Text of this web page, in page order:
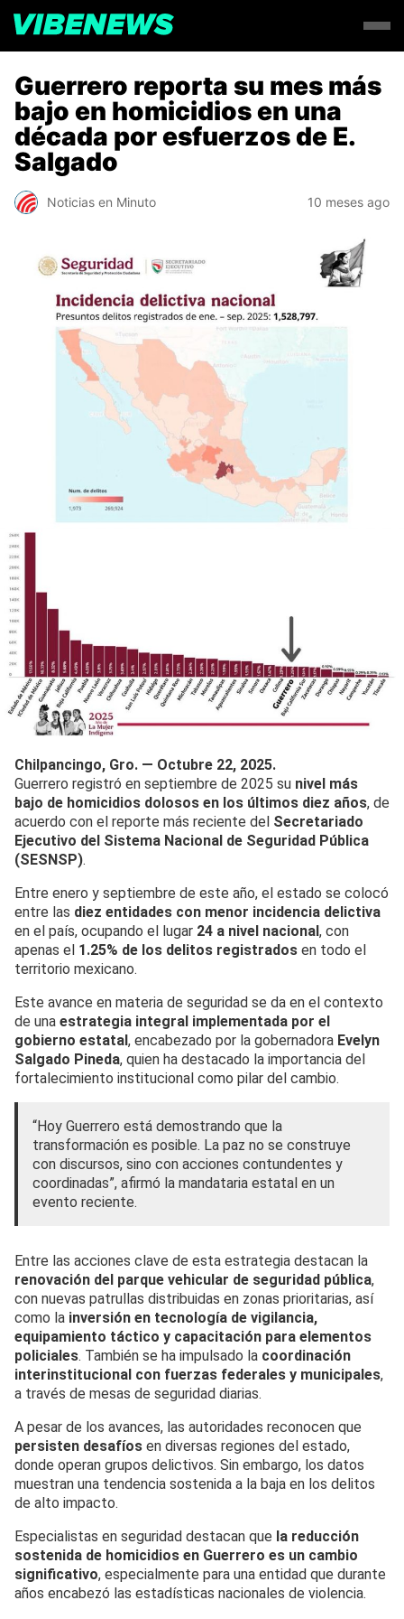
Guerrero reporta su mes más
bajo en homicidios en una
década por esfuerzos de E.
Salgado
Noticias en Minuto 10 meses ago
Chilpancingo, Gro. — Octubre 22, 2025.
Guerrero registró en septiembre de 2025 su nivel más
bajo de homicidios dolosos en los últimos diez años, de
acuerdo con el reporte más reciente del Secretariado
Ejecutivo del Sistema Nacional de Seguridad Pública
(SESNSP).
Entre enero y septiembre de este año, el estado se colocó
entre las diez entidades con menor incidencia delictiva
en el país, ocupando el lugar 24 a nivel nacional , con
apenas el 1.25% de los delitos registrados en todo el
territorio mexicano.
Este avance en materia de seguridad se da en el contexto
de una estrategia integral implementada por el
gobierno estatal , encabezado por la gobernadora Evelyn
Salgado Pineda, quien ha destacado la importancia del
fortalecimiento institucional como pilar del cambio.
“Hoy Guerrero está demostrando que la
transformación es posible. La paz no se construye
con discursos, sino con acciones contundentes y
coordinadas”, afirmó la mandataria estatal en un
evento reciente.
Entre las acciones clave de esta estrategia destacan la
renovación del parque vehicular de seguridad pública,
con nuevas patrullas distribuidas en zonas prioritarias, así
como la inversión en tecnología de vigilancia,
equipamiento táctico y capacitación para elementos
policiales. También se ha impulsado la coordinación
interinstitucional con fuerzas federales y municipales,
a través de mesas de seguridad diarias.
A pesar de los avances, las autoridades reconocen que
persisten desafíos en diversas regiones del estado,
donde operan grupos delictivos. Sin embargo, los datos
muestran una tendencia sostenida a la baja en los delitos
de alto impacto.
Especialistas en seguridad destacan que la reducción
sostenida de homicidios en Guerrero es un cambio
significativo, especialmente para una entidad que durante
años encabezó las estadísticas nacionales de violencia.